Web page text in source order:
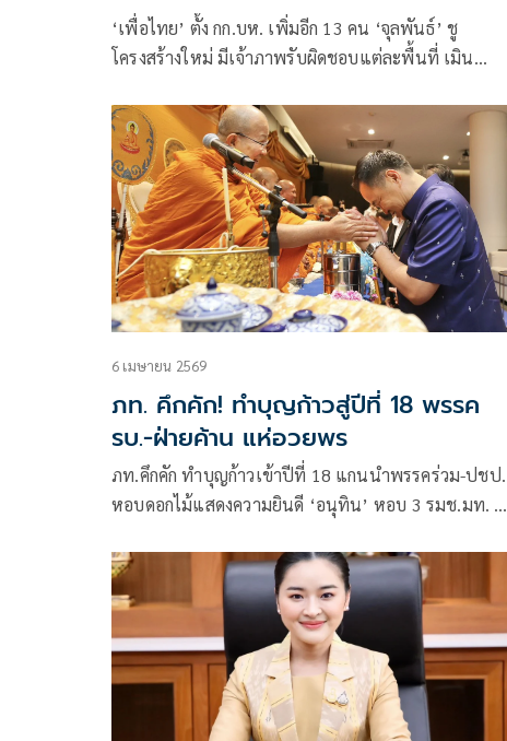
‘เพื่อไทย’ ตั้ง กก.บห. เพิ่มอีก 13 คน ‘จุลพันธ์’ ชู
โครงสร้างใหม่ มีเจ้าภาพรับผิดชอบแต่ละพื้นที่ เมิน
‘แพทองธาร-ยศชนัน’ นั่งกุนซือ
6 เมษายน 2569
ภท. คึกคัก! ทำบุญก้าวสู่ปีที่ 18 พรรค
รบ.-ฝ่ายค้าน แห่อวยพร
ภท.คึกคัก ทำบุญก้าวเข้าปีที่ 18 แกนนำพรรคร่วม-ปชป.
หอบดอกไม้แสดงความยินดี ‘อนุทิน’ หอบ 3 รมช.มท. ซิ่ง
ลูก